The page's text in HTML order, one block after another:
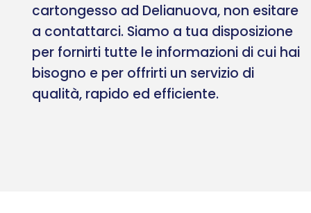
cartongesso ad Delianuova, non esitare
a contattarci. Siamo a tua disposizione
per fornirti tutte le informazioni di cui hai
bisogno e per offrirti un servizio di
qualità, rapido ed efficiente.